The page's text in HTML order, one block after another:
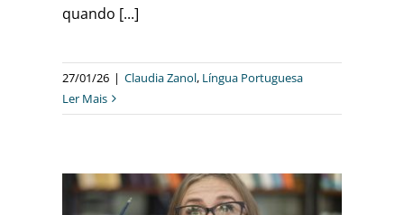
quando [...]
27/01/26 | Claudia Zanol, Língua Portuguesa
Ler Mais